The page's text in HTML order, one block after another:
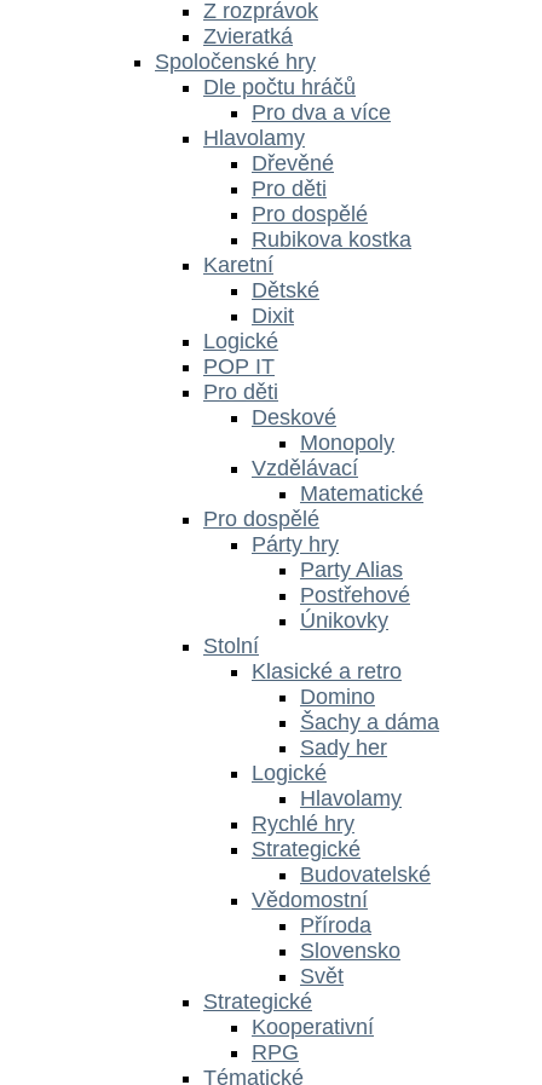
Z rozprávok
Zvieratká
Spoločenské hry
Dle počtu hráčů
Pro dva a více
Hlavolamy
Dřevěné
Pro děti
Pro dospělé
Rubikova kostka
Karetní
Dětské
Dixit
Logické
POP IT
Pro děti
Deskové
Monopoly
Vzdělávací
Matematické
Pro dospělé
Párty hry
Party Alias
Postřehové
Únikovky
Stolní
Klasické a retro
Domino
Šachy a dáma
Sady her
Logické
Hlavolamy
Rychlé hry
Strategické
Budovatelské
Vědomostní
Příroda
Slovensko
Svět
Strategické
Kooperativní
RPG
Tématické